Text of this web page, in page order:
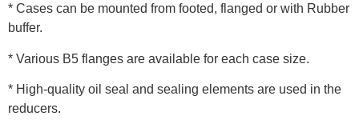
* Cases can be mounted from footed, flanged or with Rubber
buffer.
* Various B5 flanges are available for each case size.
* High-quality oil seal and sealing elements are used in the
reducers.